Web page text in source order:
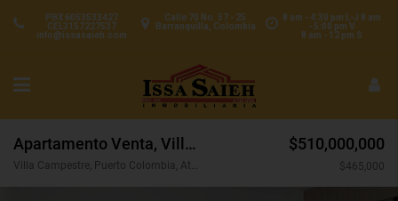
8 am - 4:30 pm L-J 8 am
- 5:00 pm V
8 am - 12 pm S
Calle 70 No. 57 - 25
Barranquilla, Colombia
PBX 6053533427
CEL3157227537
info@issasaieh.com
Apartamento Venta, Villa Campestre, Puerto Colombia (31262)
Villa Campestre, Puerto Colombia, Atlántico, Colombia
$510,000,000
$465,000